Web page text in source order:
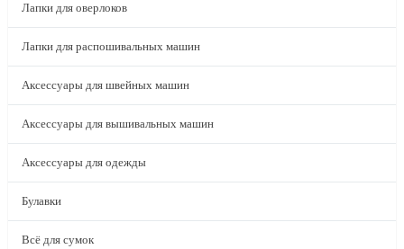
Лапки для оверлоков
Лапки для распошивальных машин
Аксессуары для швейных машин
Аксессуары для вышивальных машин
Аксессуары для одежды
Булавки
Всё для сумок